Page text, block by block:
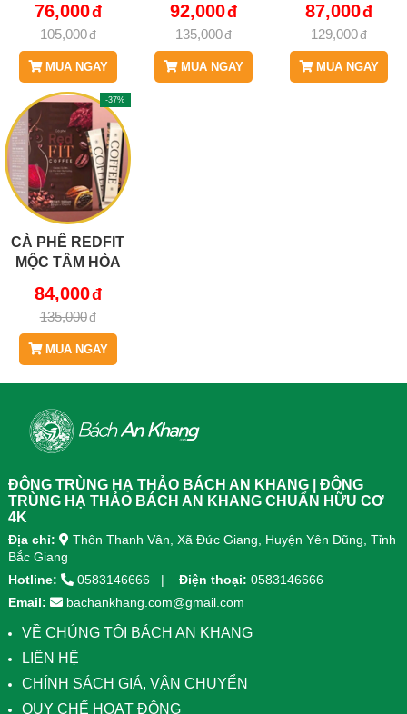
NHẸ CƠ THỂ,
THANH MÁT MỖI
NGÀY
76,000
105,000
MUA NGAY
NHẸ NHÀNG
THEO CÁCH TỰ
NHIÊN
92,000
135,000
MUA NGAY
NHÀNG, CƠ THỂ
THOẢI MÁI
87,000
129,000
MUA NGAY
-37%
CÀ PHÊ REDFIT
MỘC TÂM HÒA
CACAO CÙNG
SÂM VÀ CỦ DỀN
DỄ UỐNG
84,000
135,000
MUA NGAY
ĐÔNG TRÙNG HẠ THẢO BÁCH AN KHANG | ĐÔNG
TRÙNG HẠ THẢO BÁCH AN KHANG CHUẨN HỮU CƠ
4K
Địa chỉ:
Thôn Thanh Vân, Xã Đức Giang, Huyện Yên Dũng, Tỉnh
Bắc Giang
Hotline:
0583146666 Điện thoại: 0583146666
Email:
bachankhang.com@gmail.com
VỀ CHÚNG TÔI BÁCH AN KHANG
LIÊN HỆ
CHÍNH SÁCH GIÁ, VẬN CHUYỂN
QUY CHẾ HOẠT ĐỘNG